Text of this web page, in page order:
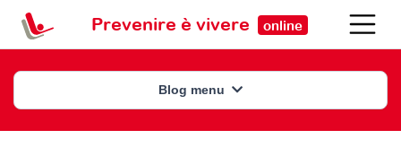
Prevenire è vivere online
Blog menu